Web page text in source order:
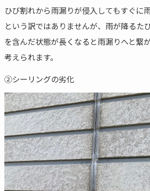
ひび割れから雨漏りが侵入してもすぐに
という訳ではありませんが、雨が降るた
を含んだ状態が長くなると雨漏りへと繋
考えられます。
②シーリングの劣化